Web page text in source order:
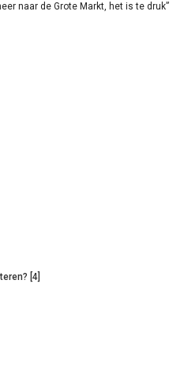
naar de Grote Markt, het is te druk”
[4]